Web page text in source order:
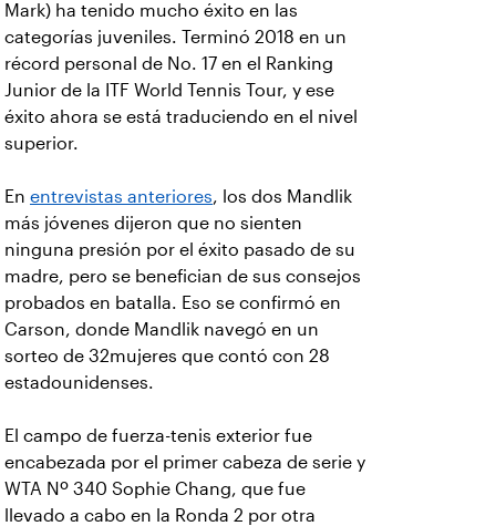
Mark) ha tenido mucho éxito en las
categorías juveniles. Terminó 2018 en un
récord personal de No. 17 en el Ranking
Junior de la ITF World Tennis Tour, y ese
éxito ahora se está traduciendo en el nivel
superior.
En entrevistas anteriores, los dos Mandlik
más jóvenes dijeron que no sienten
ninguna presión por el éxito pasado de su
madre, pero se benefician de sus consejos
probados en batalla. Eso se confirmó en
Carson, donde Mandlik navegó en un
sorteo de 32mujeres que contó con 28
estadounidenses.
El campo de fuerza-tenis exterior fue
encabezada por el primer cabeza de serie y
WTA Nº 340 Sophie Chang, que fue
llevado a cabo en la Ronda 2 por otra